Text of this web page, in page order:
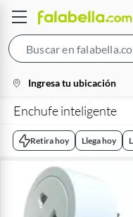
location-
icon
Ingresa tu ubicación
Enchufe inteligente
Retira hoy Llega hoy